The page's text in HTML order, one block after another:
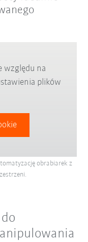
względu na
plików
obrabiarek z